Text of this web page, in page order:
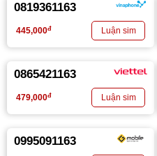
0819361163
445,000đ
0865421163
479,000đ
0995091163